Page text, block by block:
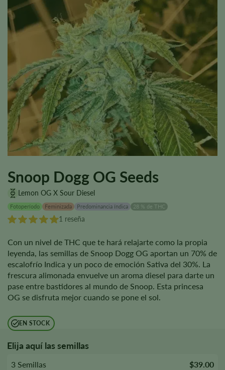
Snoop Dogg OG Seeds
Lemon OG X Sour Diesel
Fotoperíodo Feminizada Predominancia índica 28 % de THC
1 reseña
Con un nivel de THC que te hará relajarte como la propia
leyenda, las semillas de Snoop Dogg OG aportan un 70% de
escalofrío Indica y un poco de emoción Sativa del 30%. La
frescura alimonada envuelve un aroma diesel para darte un
pase entre bastidores al mundo de Snoop. Esta princesa
OG se disfruta mejor cuando se pone el sol.
EN STOCK
Elija aquí las semillas
3 Semillas $39.00